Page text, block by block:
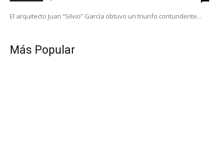
El arquitecto Juan “Silvio” García obtuvo un triunfo contundente...
Más Popular